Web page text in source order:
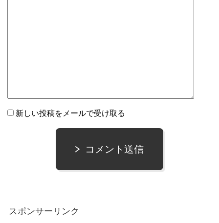
新しい投稿をメールで受け取る
コメント送信
スポンサーリンク